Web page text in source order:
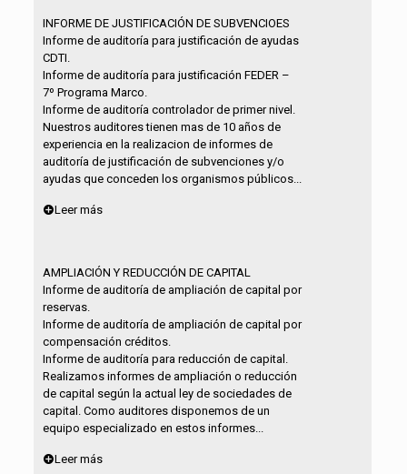
INFORME DE JUSTIFICACIÓN DE SUBVENCIOES
Informe de auditoría para justificación de ayudas
CDTI.
Informe de auditoría para justificación FEDER –
7º Programa Marco.
Informe de auditoría controlador de primer nivel.
Nuestros auditores tienen mas de 10 años de
experiencia en la realizacion de informes de
auditoría de justificación de subvenciones y/o
ayudas que conceden los organismos públicos...
Leer más
AMPLIACIÓN Y REDUCCIÓN DE CAPITAL
Informe de auditoría de ampliación de capital por
reservas.
Informe de auditoría de ampliación de capital por
compensación créditos.
Informe de auditoría para reducción de capital.
Realizamos informes de ampliación o reducción
de capital según la actual ley de sociedades de
capital. Como auditores disponemos de un
equipo especializado en estos informes...
Leer más